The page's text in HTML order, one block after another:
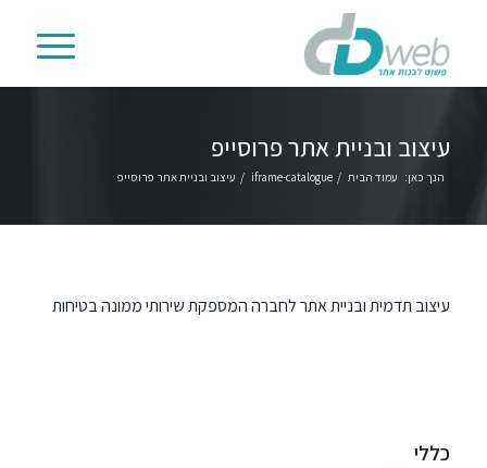
עיצוב ובניית אתר פרוסייפ
הנך כאן: עמוד הבית /
iframe-catalogue
/ עיצוב ובניית אתר פרוסייפ
עיצוב תדמית ובניית אתר לחברה המספקת שירותי ממונה בטיחות
כללי